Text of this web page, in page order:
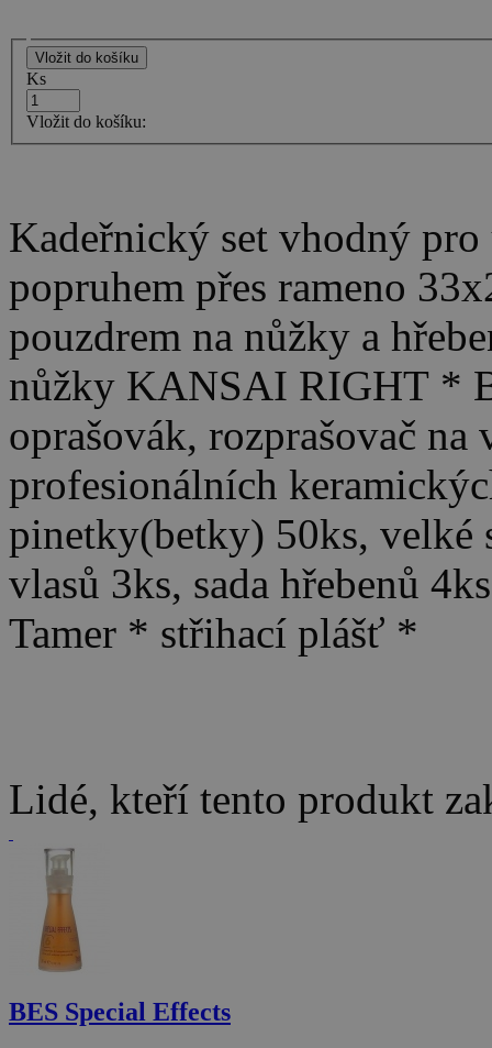
Ks
Vložit do košíku:
Kadeřnický set vhodný
popruhem přes rameno
pouzdrem na nůžky a
nůžky KANSAI RIGHT *
oprašovák, rozprašovač na
profesionálních
pinetky(betky) 50ks,
vlasů 3ks, sada hřebenů
Tamer * střihací plášť *
Lidé, kteří tento produkt
BES Special Effects